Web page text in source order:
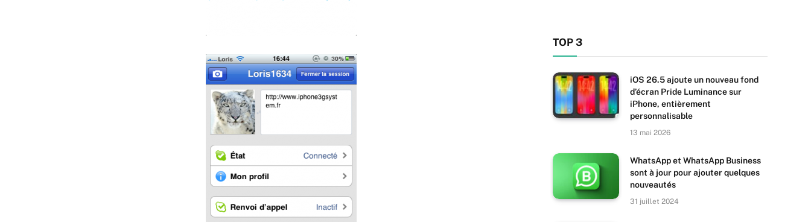
TOP 3
iOS 26.5 ajoute un nouveau fond
d’écran Pride Luminance sur
iPhone, entièrement
personnalisable
13 mai 2026
WhatsApp et WhatsApp Business
sont à jour pour ajouter quelques
nouveautés
31 juillet 2024